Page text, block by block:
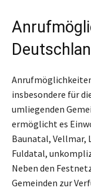
insbesondere für
umliegenden
ermöglicht es
Baunatal, Vellmar,
Fuldatal,
Neben den
Gemeinden zur